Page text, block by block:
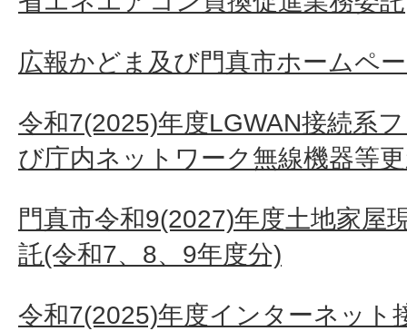
広報かどま及び門真市ホームペ
令和7(2025)年度LGWAN接続系
び庁内ネットワーク無線機器等
門真市令和9(2027)年度土地家屋
託(令和7、8、9年度分)
令和7(2025)年度インターネット